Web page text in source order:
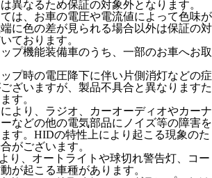
異なるため保証の対象外となります。
は、お車の電圧や電流値によって色味が
に色の差が見られる場合以外は保証の対
ております。
プ機能装備車のうち、一部のお車へお取
プ時の電圧降下に伴い片側消灯などの症
ざいますが、製品不具合と異なりますた
す。
より、ラジオ、カーオーディオやカーナ
などの他の電気部品にノイズ等の障害を
す。HIDの特性上により起こる現象のた
がございます。
り、オートライトや球切れ警告灯、コー
が起こる車種があります。